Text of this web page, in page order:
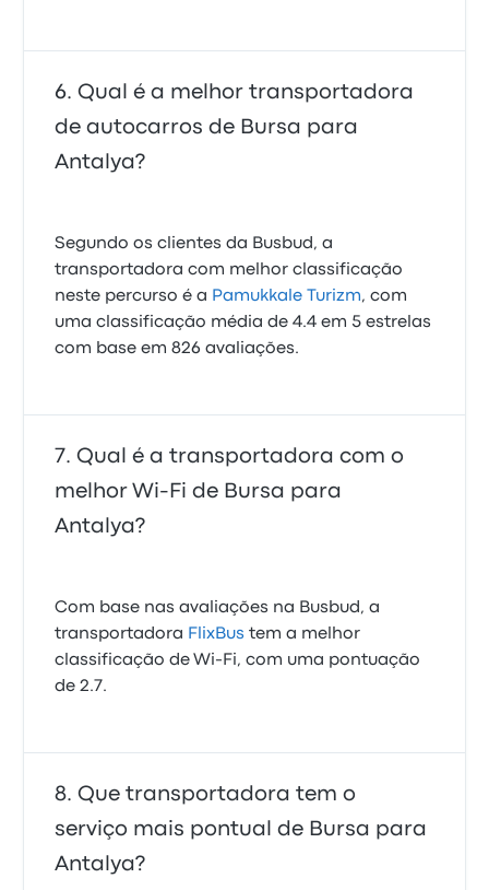
Qual é a melhor transportadora
de autocarros de Bursa para
Antalya?
Segundo os clientes da Busbud, a
transportadora com melhor classificação
neste percurso é a Pamukkale Turizm, com
uma classificação média de 4.4 em 5 estrelas
com base em 826 avaliações.
Qual é a transportadora com o
melhor Wi-Fi de Bursa para
Antalya?
Com base nas avaliações na Busbud, a
transportadora FlixBus tem a melhor
classificação de Wi‑Fi, com uma pontuação
de 2.7.
Que transportadora tem o
serviço mais pontual de Bursa para
Antalya?